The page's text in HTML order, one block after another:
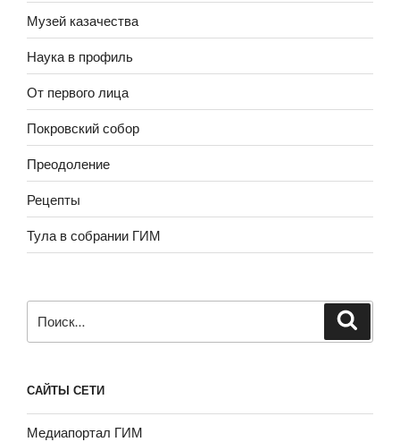
Музей казачества
Наука в профиль
От первого лица
Покровский собор
Преодоление
Рецепты
Тула в собрании ГИМ
САЙТЫ СЕТИ
Медиапортал ГИМ